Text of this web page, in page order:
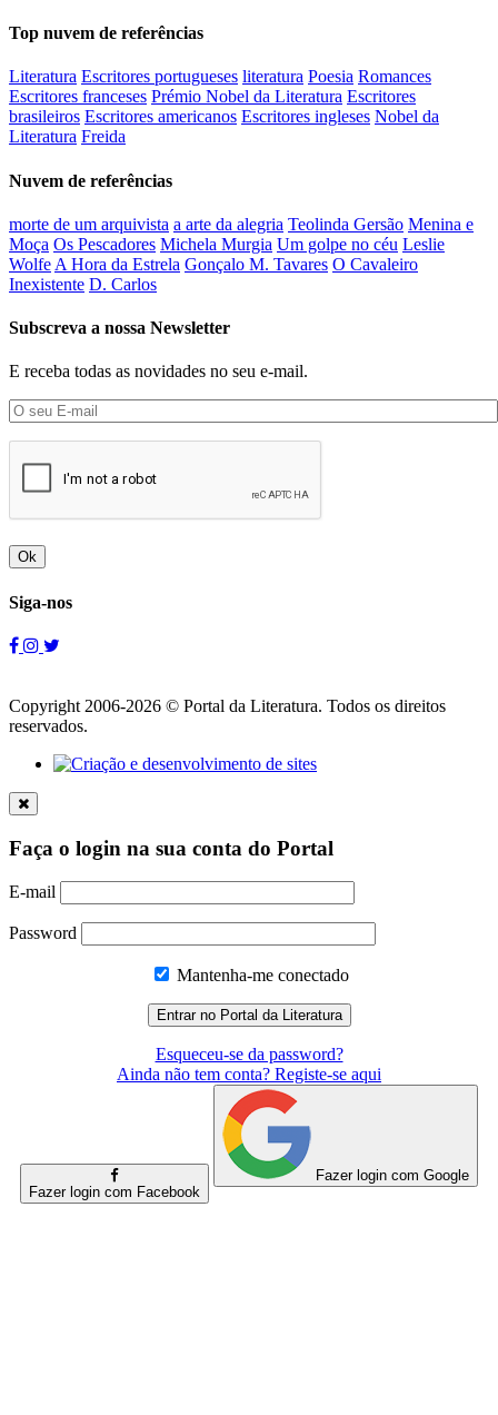
Top nuvem de referências
Literatura Escritores portugueses literatura Poesia Romances
Escritores franceses Prémio Nobel da Literatura Escritores
brasileiros Escritores americanos Escritores ingleses Nobel da
Literatura Freida
Nuvem de referências
morte de um arquivista a arte da alegria Teolinda Gersão Menina e
Moça Os Pescadores Michela Murgia Um golpe no céu Leslie
Wolfe A Hora da Estrela Gonçalo M. Tavares O Cavaleiro
Inexistente D. Carlos
Subscreva a nossa Newsletter
E receba todas as novidades no seu e-mail.
Ok
Siga-nos
Copyright 2006-2026 © Portal da Literatura. Todos os direitos
reservados.
Faça o login na sua conta do Portal
E-mail
Password
Mantenha-me conectado
Esqueceu-se da password?
Ainda não tem conta? Registe-se aqui
Fazer login com Facebook
Fazer login com Google